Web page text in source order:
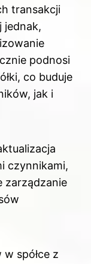
transakcji
jednak,
podnosi
co buduje
jak i
czynnikami,
zarządzanie
w spółce z